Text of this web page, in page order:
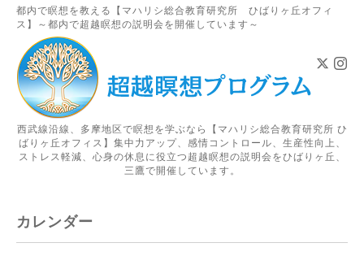
都内で瞑想を教える【マハリシ総合教育研究所 ひばりヶ丘オフィ
ス】～都内で超越瞑想の説明会を開催しています～
西武線沿線、多摩地区で瞑想を学ぶなら【マハリシ総合教育研究所 ひ
ばりヶ丘オフィス】集中力アップ、感情コントロール、生産性向上、
ストレス軽減、心身の休息に役立つ超越瞑想の説明会をひばりヶ丘、
三鷹で開催しています。
カレンダー